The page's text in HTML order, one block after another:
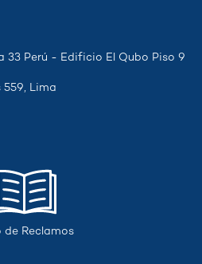
33 Perú - Edificio El Qubo Piso 9
559, Lima
de Reclamos